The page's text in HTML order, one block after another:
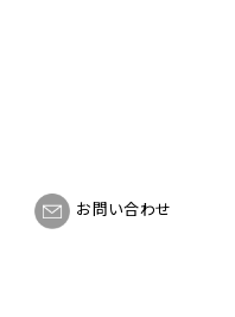
お問い合わせ